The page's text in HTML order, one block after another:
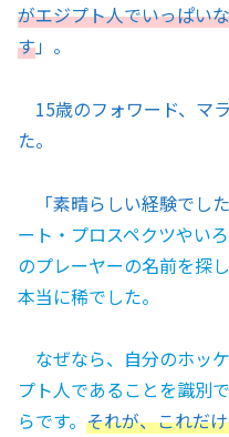
がエジプト人でいっぱい
す」。
15歳のフォワード、マ
た。
「素晴らしい経験でし
ート・プロスペクツやい
のプレーヤーの名前を探
本当に稀でした。
なぜなら、自分のホッ
プト人であることを識別
らです。 それが、これだ